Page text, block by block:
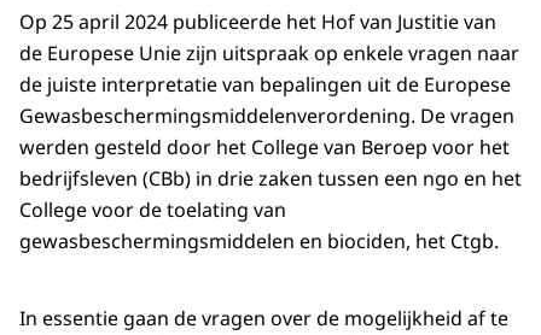
Op 25 april 2024 publiceerde het Hof van Justitie van
de Europese Unie zijn uitspraak op enkele vragen naar
de juiste interpretatie van bepalingen uit de Europese
Gewasbeschermingsmiddelenverordening. De vragen
werden gesteld door het College van Beroep voor het
bedrijfsleven (CBb) in drie zaken tussen een ngo en het
College voor de toelating van
gewasbeschermingsmiddelen en biociden, het Ctgb.
In essentie gaan de vragen over de mogelijkheid af te